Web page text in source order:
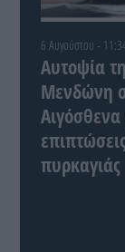
6 Αυγούστου -
Αυτοψία
Μενδώνη
Αιγόσθενα
πυρκαγιάς